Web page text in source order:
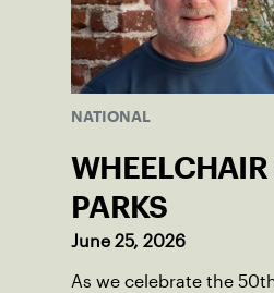
NATIONAL
PARKS
June 25, 2026
As we celebrate the